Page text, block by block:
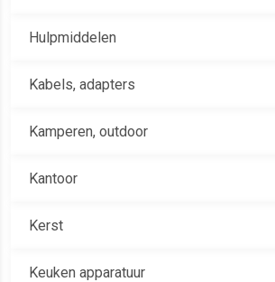
Hulpmiddelen
Kabels, adapters
Kamperen, outdoor
Kantoor
Kerst
Keuken apparatuur